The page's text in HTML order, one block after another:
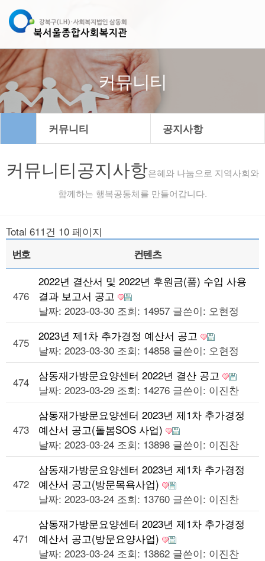
커뮤니티
커뮤니티 공지사항
커뮤니티공지사항은혜와 나눔으로 지역사회와
함께하는 행복공동체를 만들어갑니다.
Total 611건 10 페이지
번호 컨텐츠
476
2022년 결산서 및 2022년 후원금(품) 수입 사용
결과 보고서 공고
날짜: 2023-03-30 조회: 14957 글쓴이: 오현정
475
2023년 제1차 추가경정 예산서 공고
날짜: 2023-03-30 조회: 14858 글쓴이: 오현정
474
삼동재가방문요양센터 2022년 결산 공고
날짜: 2023-03-29 조회: 14276 글쓴이: 이진찬
473
삼동재가방문요양센터 2023년 제1차 추가경정
예산서 공고(돌봄SOS 사업)
날짜: 2023-03-24 조회: 13898 글쓴이: 이진찬
472
삼동재가방문요양센터 2023년 제1차 추가경정
예산서 공고(방문목욕사업)
날짜: 2023-03-24 조회: 13760 글쓴이: 이진찬
471
삼동재가방문요양센터 2023년 제1차 추가경정
예산서 공고(방문요양사업)
날짜: 2023-03-24 조회: 13862 글쓴이: 이진찬